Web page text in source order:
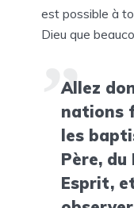
est possible à
Dieu que
Allez
nations
les
Père,
Esprit,